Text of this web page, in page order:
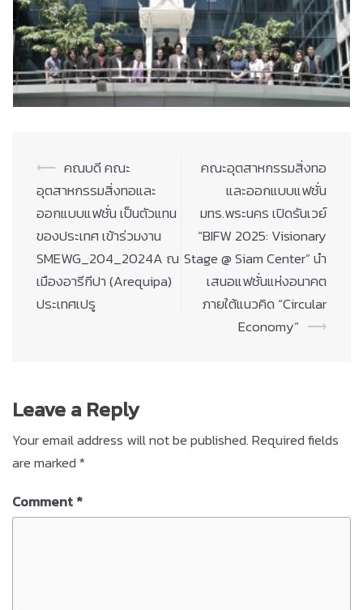
Post
navigation
⟵ คณบดี คณะ
อุตสาหกรรมสิ่งทอและ
ออกแบบแฟชั่น เป็นตัวแทน
ของประเทศ เข้าร่วมงาน
SMEWG_204_2024A ณ
เมืองอารีกีปา (Arequipa)
ประเทศเปรู
คณะอุตสาหกรรมสิ่งทอ
และออกแบบแฟชั่น
มทร.พระนคร เปิดรันเวย์
“BIFW 2025: Visionary
Stage @ Siam Center” นำ
เสนอแฟชั่นแห่งอนาคต
ภายใต้แนวคิด “Circular
Economy” ⟶
Leave a Reply
Your email address will not be published.Required fields
are marked*
Comment*